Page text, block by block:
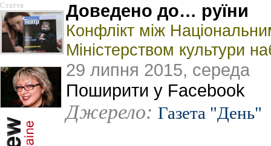
Стаття Доведено до… руїни
Конфлікт між
Міністерством культури
29 липня 2015, середа
Поширити у Facebook
Джерело: Газета "День"